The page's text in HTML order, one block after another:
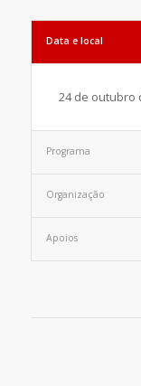
Data e local
24 de outubro
Programa
Organização
Apoios